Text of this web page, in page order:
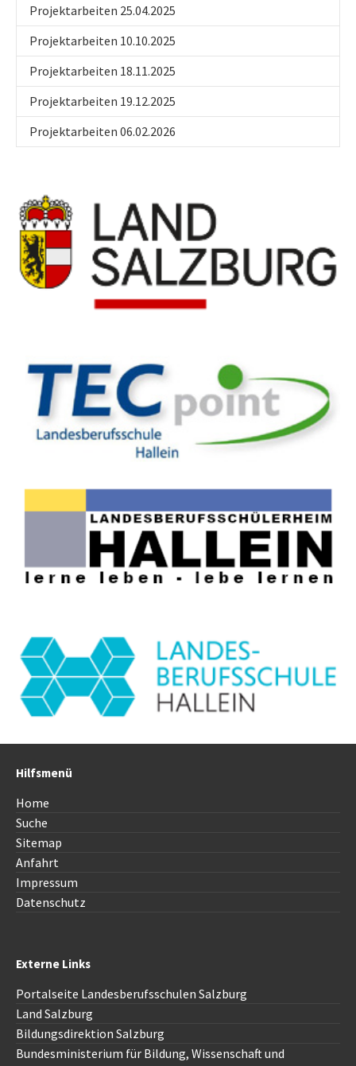
Projektarbeiten 25.04.2025
Projektarbeiten 10.10.2025
Projektarbeiten 18.11.2025
Projektarbeiten 19.12.2025
Projektarbeiten 06.02.2026
Hilfsmenü
Home
Suche
Sitemap
Anfahrt
Impressum
Datenschutz
Externe Links
Portalseite Landesberufsschulen Salzburg
Land Salzburg
Bildungsdirektion Salzburg
Bundesministerium für Bildung, Wissenschaft und